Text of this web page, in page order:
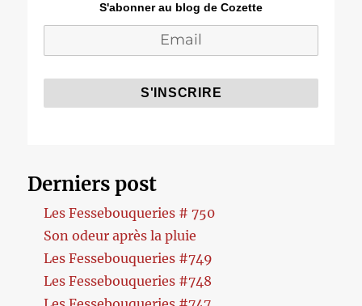
S'abonner au blog de Cozette
Derniers post
Les Fessebouqueries # 750
Son odeur après la pluie
Les Fessebouqueries #749
Les Fessebouqueries #748